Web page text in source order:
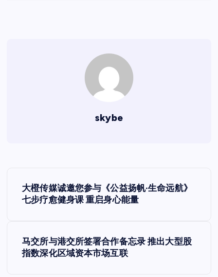
skybe
文
章
航
大橙传媒诚邀您参与《公益扬帆·生命远航》
七步疗愈健身课 重启身心能量
马交所与港交所签署合作备忘录 推出大型股
指数深化区域资本市场互联